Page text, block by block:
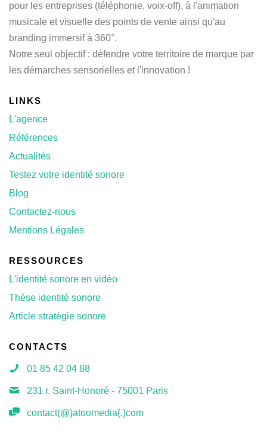
pour les entreprises (téléphonie, voix-off), à l'animation
musicale et visuelle des points de vente ainsi qu'au
branding immersif à 360°.
Notre seul objectif : défendre votre territoire de marque par
les démarches sensorielles et l'innovation !
LINKS
L'agence
Références
Actualités
Testez votre identité sonore
Blog
Contactez-nous
Mentions Légales
RESSOURCES
L'identité sonore en vidéo
Thèse identité sonore
Article stratégie sonore
CONTACTS
01 85 42 04 88
231 r. Saint-Honoré - 75001 Paris
contact(@)atoomedia(.)com